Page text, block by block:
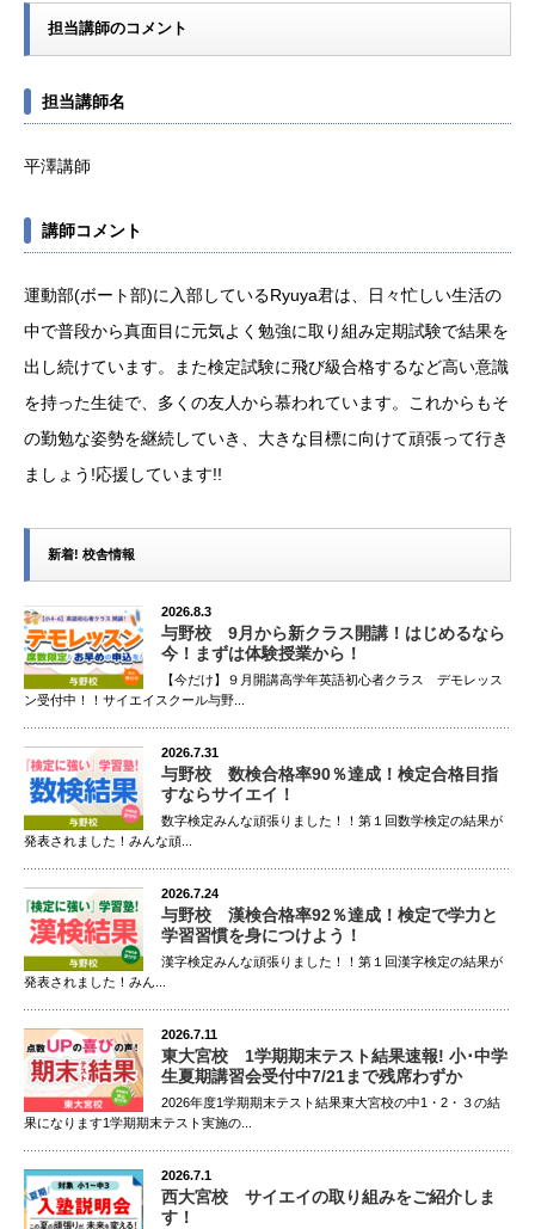
担当講師のコメント
担当講師名
平澤講師
講師コメント
運動部(ボート部)に入部しているRyuya君は、日々忙しい生活の
中で普段から真面目に元気よく勉強に取り組み定期試験で結果を
出し続けています。また検定試験に飛び級合格するなど高い意識
を持った生徒で、多くの友人から慕われています。これからもそ
の勤勉な姿勢を継続していき、大きな目標に向けて頑張って行き
ましょう!応援しています!!
新着! 校舎情報
2026.8.3
与野校 9月から新クラス開講！はじめるなら
今！まずは体験授業から！
【今だけ】９月開講高学年英語初心者クラス デモレッス
ン受付中！！サイエイスクール与野...
2026.7.31
与野校 数検合格率90％達成！検定合格目指
すならサイエイ！
数字検定みんな頑張りました！！第１回数学検定の結果が
発表されました！みんな頑...
2026.7.24
与野校 漢検合格率92％達成！検定で学力と
学習習慣を身につけよう！
漢字検定みんな頑張りました！！第１回漢字検定の結果が
発表されました！みん...
2026.7.11
東大宮校 1学期期末テスト結果速報! 小･中学
生夏期講習会受付中7/21まで残席わずか
2026年度1学期期末テスト結果東大宮校の中1・2・３の結
果になります1学期期末テスト実施の...
2026.7.1
西大宮校 サイエイの取り組みをご紹介しま
す！